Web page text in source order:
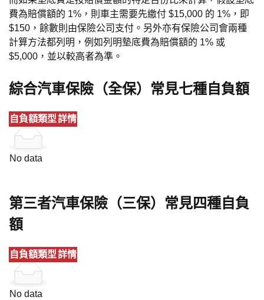
費為賠償額的 1%，則車主需要先繳付 $15,000 的 1%，即
$150，餘數則由保險公司支付。另外亦有保險公司會兩種
計算方法都列明，例如列明墊底費為賠償額的 1% 或
$5,000，並以較高者為準。
綜合汽車保險（全保）常見七種自負額
自負額類型詳情
No data
第三者汽車保險（三保）常見四種自負
額
自負額類型詳情
No data